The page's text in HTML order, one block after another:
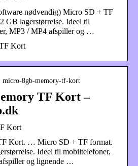
nødvendig) Micro SD + TF
GB lagerstørrelse. Ideel til
MP3 / MP4 afspiller og …
Kort
micro-8gb-memory-tf-kort
TF Kort –
Kort
Kort. … Micro SD + TF format.
Ideel til mobiltelefoner,
og lignende …